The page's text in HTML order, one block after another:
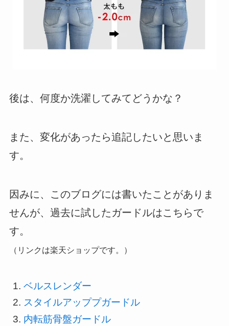
後は、何度か洗濯してみてどうかな？
また、変化があったら追記したいと思いま
す。
因みに、このブログには書いたことがありま
せんが、過去に試したガードルはこちらで
す。
（リンクは楽天ショップです。）
ベルスレンダー
スタイルアッププガードル
内転筋骨盤ガードル